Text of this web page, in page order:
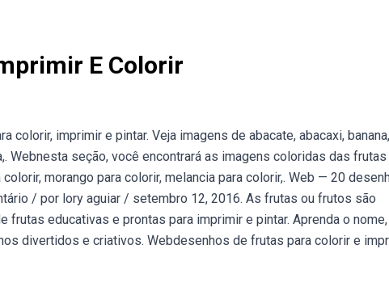
E Colorir
imprimir e pintar. Veja imagens de abacate, abacaxi,
Webnesta seção, você encontrará as imagens coloridas das
morango para colorir, melancia para colorir,. Web — 20
/ por lory aguiar / setembro 12, 2016. As frutas ou frutos são
educativas e prontas para imprimir e pintar. Aprenda o
divertidos e criativos. Webdesenhos de frutas para colorir e